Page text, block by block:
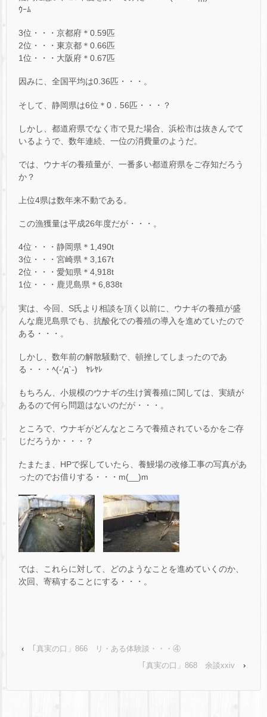
ｳｰﾑ
3位・・・京都府＊0.59匹
2位・・・東京都＊0.66匹
1位・・・大阪府＊0.67匹
因みに、全国平均は0.36匹・・・。
そして、静岡県は6位＊0．56匹・・・？
しかし、都道府県でなく市で見た場合、浜松市は抜きんでて
いるようで、数年連続、一位の消費量のようだ。
では、ウナギの養殖量が、一番多い都道府県をご存知だろう
か？
上位4県は数年来不動である。
この漁獲量は平成26年度だが・・・。
4位・・・静岡県＊1,490t
3位・・・宮崎県＊3,167t
2位・・・愛知県＊4,918t
1位・・・鹿児島県＊6,838t
実は、今回、S氏より相談を頂く以前に、ウナギの養殖が盛
んな鹿児島県でも、抗酸化での養殖の導入を進めていたので
ある・・・。
しかし、数年前の解散騒動で、頓挫してしまったのであ
る・・・ﾍ(-′д`-)ゝﾔﾚﾔﾚ
もちろん、小規模のウナギの生け簀養殖に関しては、実績が
あるので何ら問題はないのだが・・・。
ところで、ウナギがどんなところで養殖されているかをご存
じだろうか・・・？
たまたま、HPで探していたら、養鰻場の改修工事の写真があ
ったのでお借りする・・・m(__)m
では、これらに対して、どのようなことを進めていくのか、
次回、寄稿することにする・・・。
‹
｢真実の口」866 リ・ある体験談・・・④
｢真実の口」868 余談xxiv
›